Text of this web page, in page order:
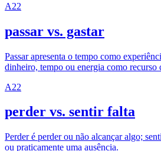
A22
passar vs. gastar
Passar apresenta o tempo como
dinheiro, tempo ou energia como recurso
A22
perder vs. sentir falta
Perder é perder ou não alcançar algo;
ou praticamente uma ausência.